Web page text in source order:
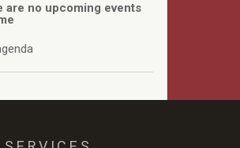
are no upcoming events